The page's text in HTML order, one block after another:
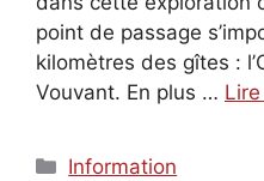
point de passage
kilomètres des gîtes :
Vouvant. En plus …
Catégories
Information